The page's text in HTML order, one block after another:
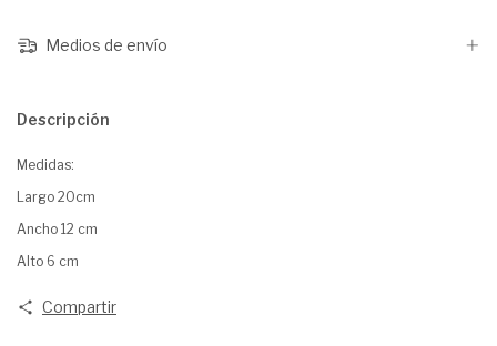
Medios de envío
Descripción
Medidas:
Largo 20cm
Ancho 12 cm
Alto 6 cm
Compartir